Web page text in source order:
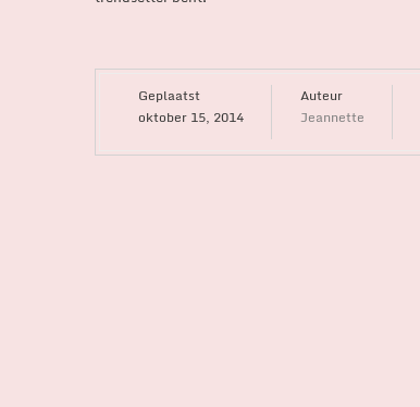
Geplaatst
oktober 15, 2014
Auteur
Jeannette